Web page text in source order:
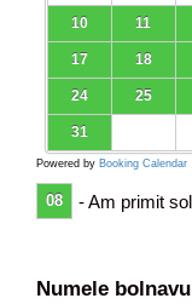
10 11
17 18
24 25
31
Powered by Booking Calendar
08 - Am primit
Numele